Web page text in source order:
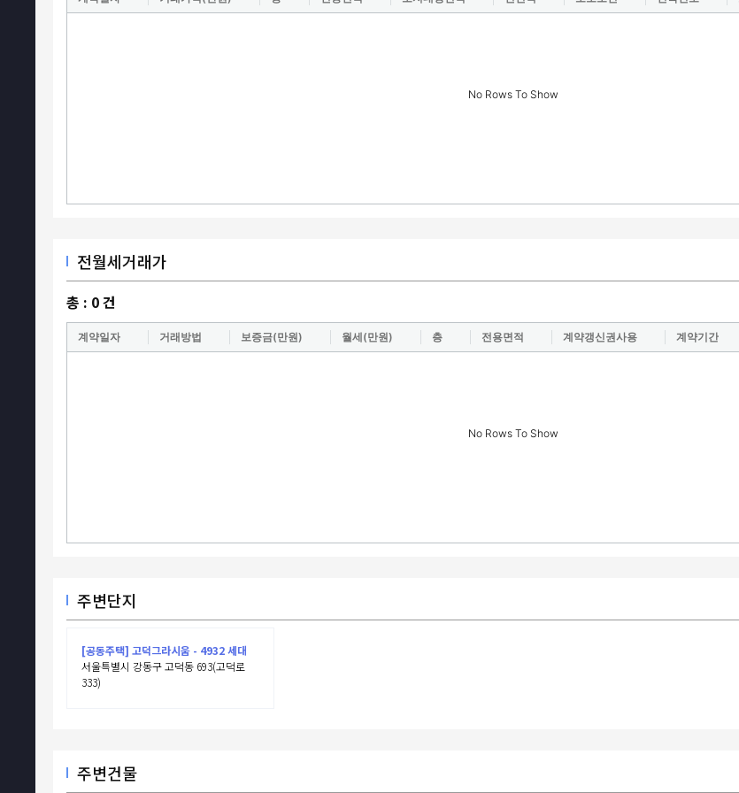
No Rows To Show
전월세거래가
총 : 0건
계약일자 거래방법 보증금(만원) 월세(만원) 층 전용면적 계약갱신권사용 계약기간
No Rows To Show
주변단지
[공동주택] 고덕그라시움 - 4932 세대
서울특별시 강동구 고덕동 693(고덕로
333)
주변건물